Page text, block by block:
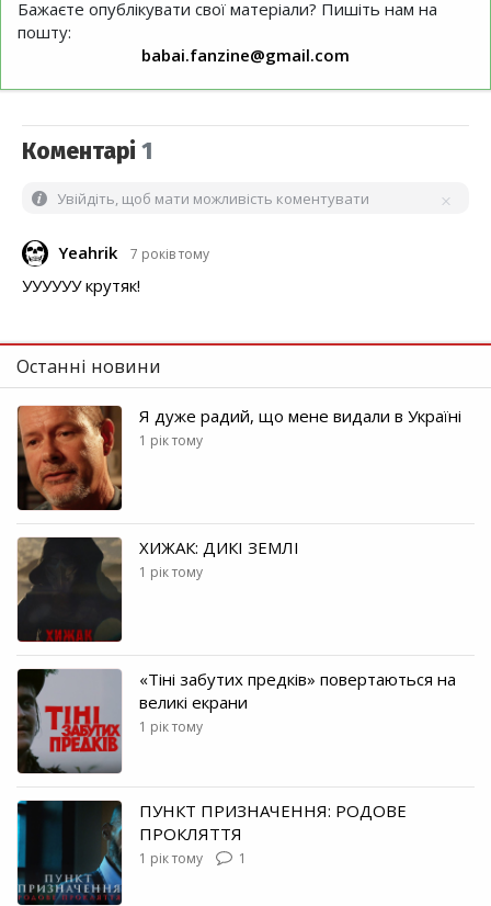
Бажаєте опублікувати свої матеріали? Пишіть нам на
пошту:
babai.fanzine@gmail.com
Коментарі 1
Увійдіть, щоб мати можливість коментувати
Yeahrik 7 років тому
УУУУУУ крутяк!
Останні новини
Я дуже радий, що мене видали в Україні
1 рік тому
ХИЖАК: ДИКІ ЗЕМЛІ
1 рік тому
«Тіні забутих предків» повертаються на
великі екрани
1 рік тому
ПУНКТ ПРИЗНАЧЕННЯ: РОДОВЕ
ПРОКЛЯТТЯ
1 рік тому 1